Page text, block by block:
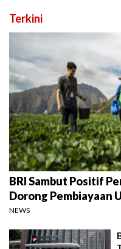
Terkini
BRI Sambut Positif
Dorong Pembiayaan
NEWS